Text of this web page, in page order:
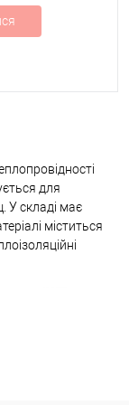
Knauf Insulation
та стійкість до
для
У складі має
міститься